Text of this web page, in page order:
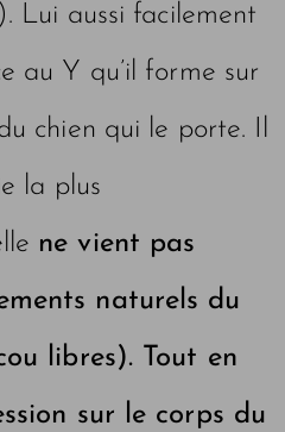
Lui aussi facilement
au Y qu’il forme sur
chien qui le porte. Il
la plus
ne vient pas
naturels du
libres). Tout en
sur le corps du